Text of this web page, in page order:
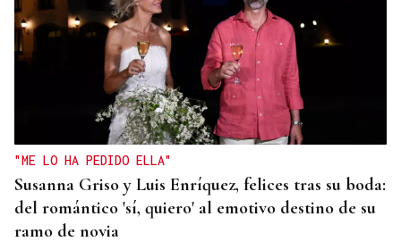
"ME LO HA PEDIDO ELLA"
Susanna Griso y Luis Enríquez, felices tras su boda:
del romántico 'sí, quiero' al emotivo destino de su
ramo de novia